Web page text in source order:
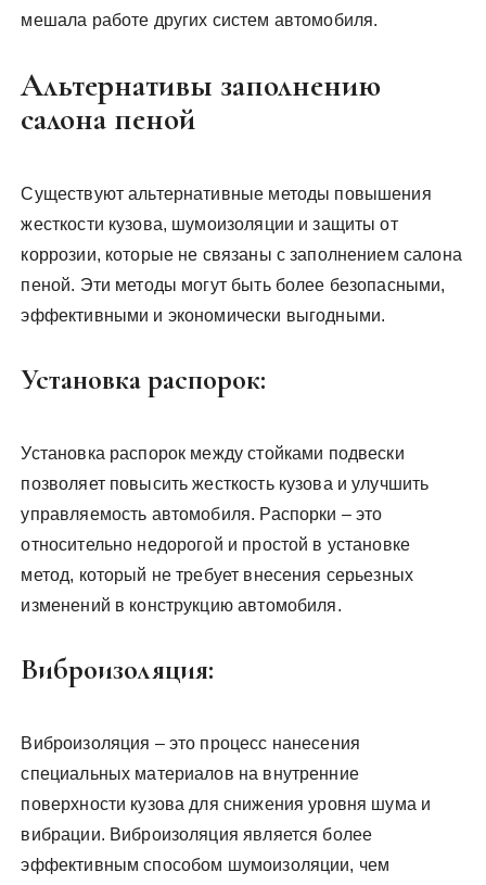
мешала работе других систем автомобиля.
Альтернативы заполнению
салона пеной
Существуют альтернативные методы повышения
жесткости кузова, шумоизоляции и защиты от
коррозии, которые не связаны с заполнением салона
пеной. Эти методы могут быть более безопасными,
эффективными и экономически выгодными.
Установка распорок:
Установка распорок между стойками подвески
позволяет повысить жесткость кузова и улучшить
управляемость автомобиля. Распорки – это
относительно недорогой и простой в установке
метод, который не требует внесения серьезных
изменений в конструкцию автомобиля.
Виброизоляция:
Виброизоляция – это процесс нанесения
специальных материалов на внутренние
поверхности кузова для снижения уровня шума и
вибрации. Виброизоляция является более
эффективным способом шумоизоляции, чем